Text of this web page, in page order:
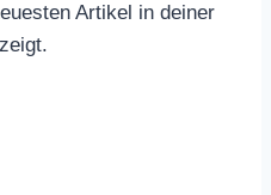
Artikel in deiner